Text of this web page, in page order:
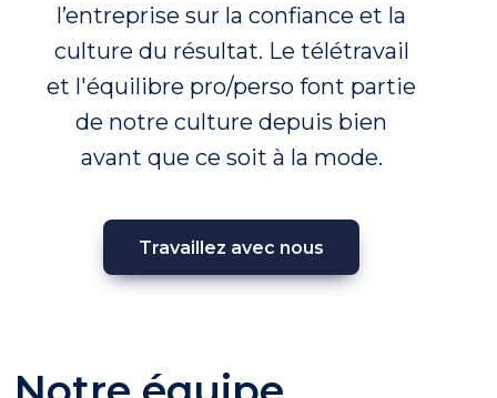
l’entreprise sur la confiance et la
culture du résultat. Le télétravail
et l'équilibre pro/perso font partie
de notre culture depuis bien
avant que ce soit à la mode.
Travaillez avec nous